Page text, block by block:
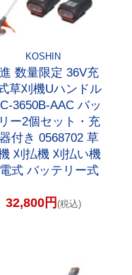
KOSHIN
数量限定 36V充
草刈機Uハンドル
3650B-AAC バッ
ー2個セット・充
付き 0568702 草
刈払機 刈払い機
式 バッテリー式
32,800円 (税込)